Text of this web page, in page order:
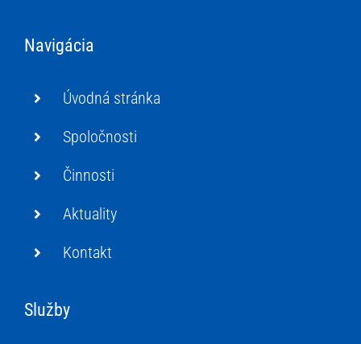
Navigácia
Úvodná stránka
Spoločnosti
Činnosti
Aktuality
Kontakt
Služby